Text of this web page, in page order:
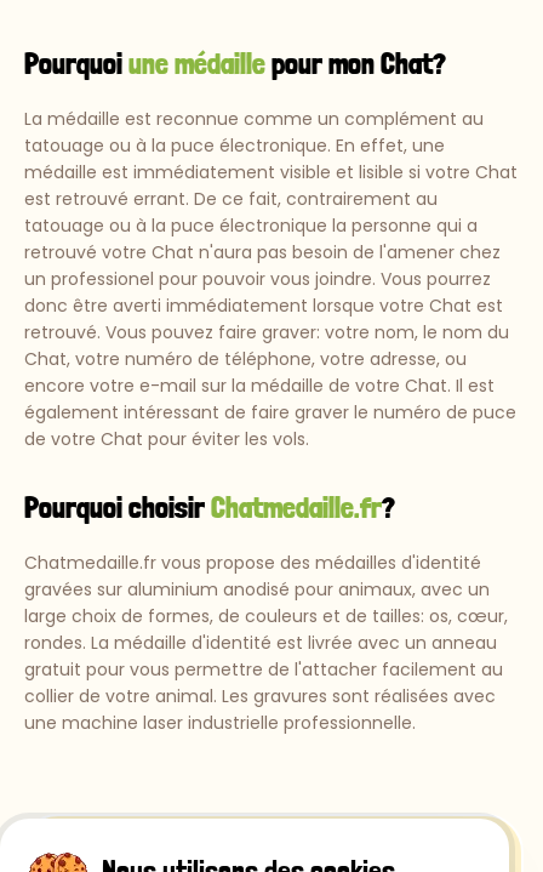
Pourquoiune médaillepour mon Chat?
La médaille est reconnue comme un complément au
tatouage ou à la puce électronique. En effet, une
médaille est immédiatement visible et lisible si votre Chat
est retrouvé errant. De ce fait, contrairement au
tatouage ou à la puce électronique la personne qui a
retrouvé votre Chat n'aura pas besoin de l'amener chez
un professionel pour pouvoir vous joindre. Vous pourrez
donc être averti immédiatement lorsque votre Chat est
retrouvé. Vous pouvez faire graver: votre nom, le nom du
Chat, votre numéro de téléphone, votre adresse, ou
encore votre e-mail sur la médaille de votre Chat. Il est
également intéressant de faire graver le numéro de puce
de votre Chat pour éviter les vols.
Pourquoi choisirChatmedaille.fr?
Chatmedaille.fr vous propose des médailles d'identité
gravées sur aluminium anodisé pour animaux, avec un
large choix de formes, de couleurs et de tailles: os, cœur,
rondes. La médaille d'identité est livrée avec un anneau
gratuit pour vous permettre de l'attacher facilement au
collier de votre animal. Les gravures sont réalisées avec
une machine laser industrielle professionnelle.